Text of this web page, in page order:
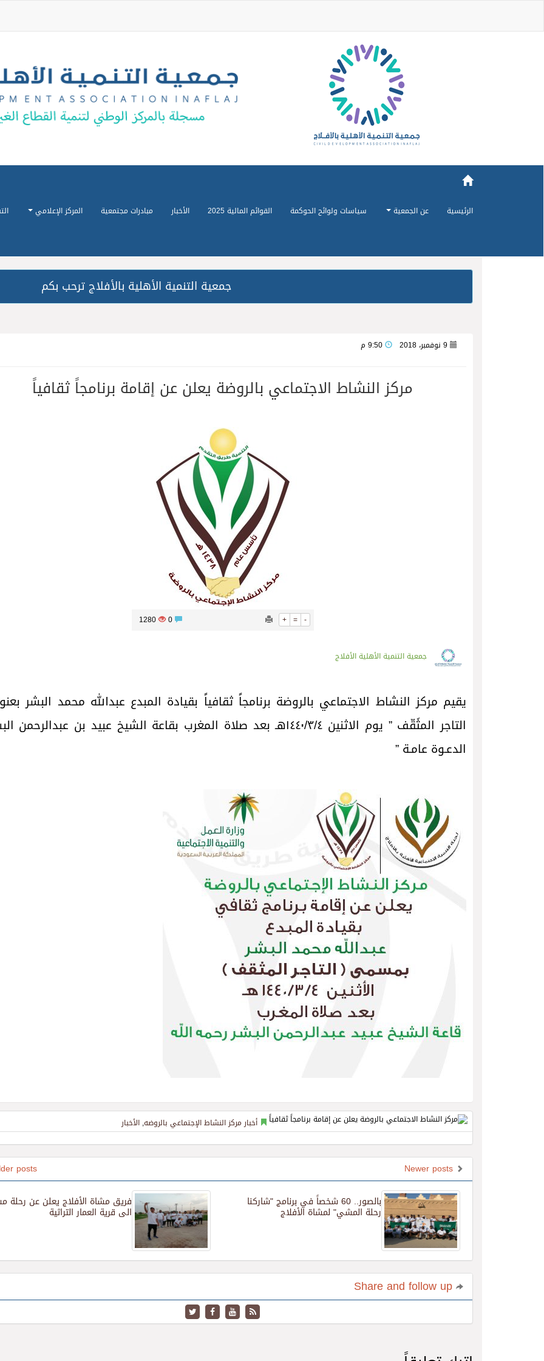
الرئيسية عن الجمعية سياسات ولوائح الحوكمة القوائم المالية 2025 الأخبار مبادرات مجتمعية المركز الإعلامي
جمعية التنمية الأهلية بالأفلاج ترحب بكم
9 نوفمبر، 2018
مركز النشاط الاجتماعي بالروضة يعلن عن إقامة برنامجاً ثقافياً
+ = -
0
1280
جمعية التنمية الأهلية الأفلاج
يقيم مركز النشاط الاجتماعي بالروضة برنامجاً ثقافياً بقيادة المبدع عبدالله محمد البشر
التاجر المثَقّف ” يوم الاثنين ١٤٤٠/٣/٤هـ بعد صلاة المغرب بقاعة الشيخ عبيد بن عبدالرحمن
الدعـوة عامـة ”
أخبار مركز النشاط الإجتماعي بالروضه, الأخبار
posts
فريق مشاة الأفلاج يعلن عن
الى قرية العمار التراثية
بالصور.. 60 شخصاً في برنامج "شاركنا
رحلة المشي" لمشاة الأفلاج